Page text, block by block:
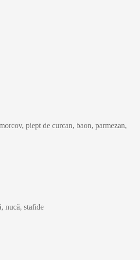
piept de curcan, baon, parmezan,
nucă, stafide